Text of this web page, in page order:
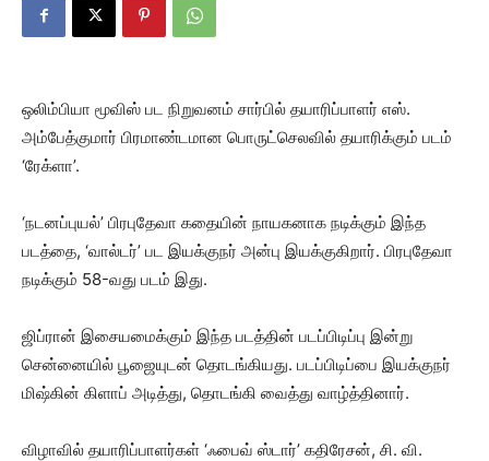
ஒலிம்பியா மூவிஸ் பட நிறுவனம் சார்பில் தயாரிப்பாளர் எஸ்.
அம்பேத்குமார் பிரமாண்டமான பொருட்செலவில் தயாரிக்கும் படம்
‘ரேக்ளா’.
‘நடனப்புயல்’ பிரபுதேவா கதையின் நாயகனாக நடிக்கும் இந்த
படத்தை, ‘வால்டர்’ பட இயக்குநர் அன்பு இயக்குகிறார். பிரபுதேவா
நடிக்கும் 58-வது படம் இது.
ஜிப்ரான் இசையமைக்கும் இந்த படத்தின் படப்பிடிப்பு இன்று
சென்னையில் பூஜையுடன் தொடங்கியது. படப்பிடிப்பை இயக்குநர்
மிஷ்கின் கிளாப் அடித்து, தொடங்கி வைத்து வாழ்த்தினார்.
விழாவில் தயாரிப்பாளர்கள் ‘ஃபைவ் ஸ்டார்’ கதிரேசன், சி. வி.